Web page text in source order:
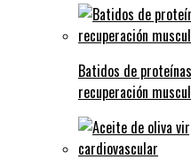
Batidos de
recuperación